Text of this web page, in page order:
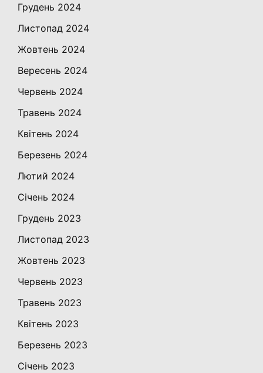
Грудень 2024
Листопад 2024
Жовтень 2024
Вересень 2024
Червень 2024
Травень 2024
Квітень 2024
Березень 2024
Лютий 2024
Січень 2024
Грудень 2023
Листопад 2023
Жовтень 2023
Червень 2023
Травень 2023
Квітень 2023
Березень 2023
Січень 2023